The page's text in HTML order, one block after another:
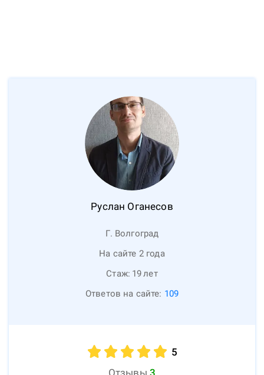
Руслан Оганесов
Г. Волгоград
На сайте 2 года
Стаж: 19лет
Ответов на сайте: 109
5